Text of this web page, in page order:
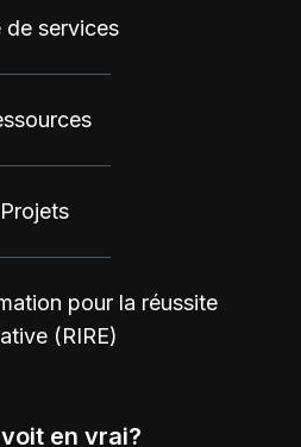
de services
Projets
pour la réussite
(RIRE)
en vrai?